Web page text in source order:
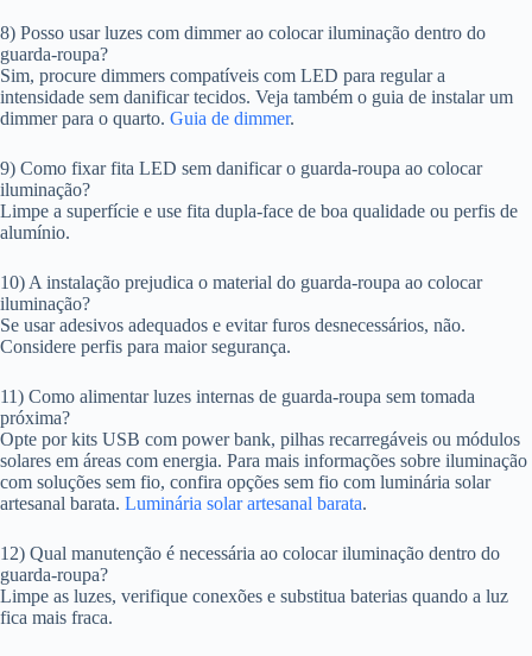
8) Posso usar luzes com dimmer ao colocar iluminação dentro do
guarda-roupa?
Sim, procure dimmers compatíveis com LED para regular a
intensidade sem danificar tecidos. Veja também o guia de instalar um
dimmer para o quarto. Guia de dimmer.
9) Como fixar fita LED sem danificar o guarda-roupa ao colocar
iluminação?
Limpe a superfície e use fita dupla-face de boa qualidade ou perfis de
alumínio.
10) A instalação prejudica o material do guarda-roupa ao colocar
iluminação?
Se usar adesivos adequados e evitar furos desnecessários, não.
Considere perfis para maior segurança.
11) Como alimentar luzes internas de guarda-roupa sem tomada
próxima?
Opte por kits USB com power bank, pilhas recarregáveis ou módulos
solares em áreas com energia. Para mais informações sobre iluminação
com soluções sem fio, confira opções sem fio com luminária solar
artesanal barata. Luminária solar artesanal barata.
12) Qual manutenção é necessária ao colocar iluminação dentro do
guarda-roupa?
Limpe as luzes, verifique conexões e substitua baterias quando a luz
fica mais fraca.